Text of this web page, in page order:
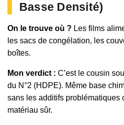
Basse Densité)
On le trouve où ? Les films
les sacs de congélation, les
boîtes.
Mon verdict : C’est le cousin
du N°2 (HDPE). Même base
sans les additifs problématiques
matériau sûr.